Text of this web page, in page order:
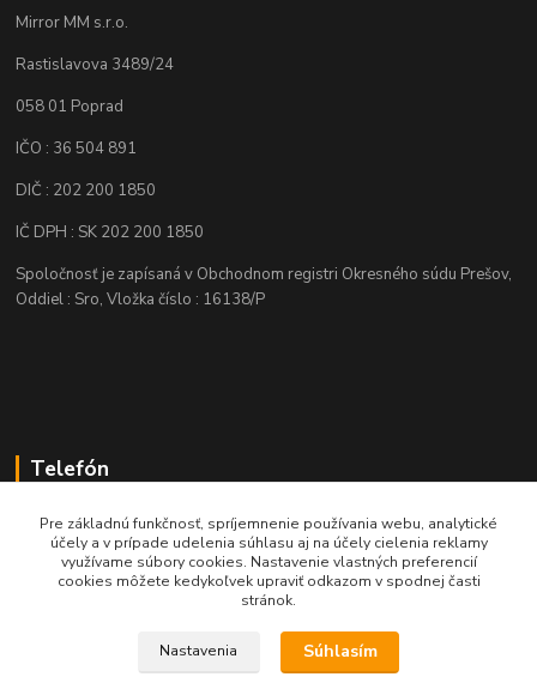
Mirror MM s.r.o.
Rastislavova 3489/24
058 01 Poprad
IČO : 36 504 891
DIČ : 202 200 1850
IČ DPH : SK 202 200 1850
Spoločnosť je zapísaná v Obchodnom registri Okresného súdu Prešov,
Oddiel : Sro, Vložka číslo : 16138/P
Telefón
+421 905 622 625
obchod@nozeplus.sk
Pre základnú funkčnosť, spríjemnenie používania webu, analytické
účely a v prípade udelenia súhlasu aj na účely cielenia reklamy
využívame súbory cookies. Nastavenie vlastných preferencií
cookies môžete kedykoľvek upraviť odkazom v spodnej časti
stránok.
Nastavenia Súhlasím